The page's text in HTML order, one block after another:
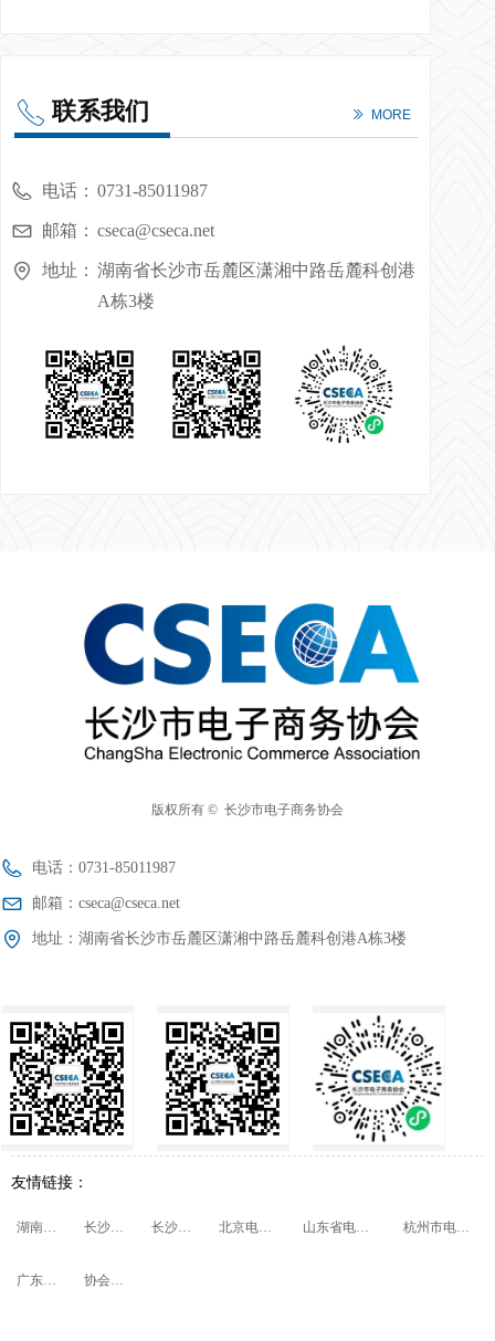
联系我们 ꅀ MORE
ꂅ
电话： 0731-85011987
邮箱： cseca@cseca.net
地址： 湖南省长沙市岳麓区潇湘中路岳麓科创港
A栋3楼
版权所有 © 长沙市电子商务协会
电话： 0731-85011987
邮箱： cseca@cseca.net
地址： 湖南省长沙市岳麓区潇湘中路岳麓科创港A栋3楼
友情链接：
湖南省商务厅 长沙市商务局 长沙市民政局 北京电子商务协会 山东省电子商务促进会 杭州市电子商务协会
广东省电子商务协会 协会会员管理系统